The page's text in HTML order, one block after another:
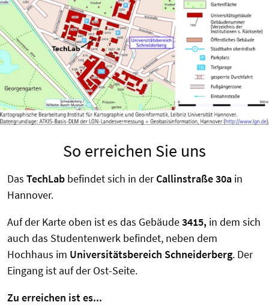
So erreichen Sie uns
Das TechLab befindet sich in derCallinstraße 30a in
Hannover.
Auf der Karte oben ist es das Gebäude3415, in dem sich
auch das Studentenwerk befindet, neben dem
Hochhaus im Universitätsbereich Schneiderberg. Der
Eingang ist auf der Ost-Seite.
Zu erreichen ist es...